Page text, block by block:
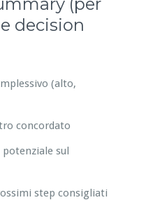
decision
(alto,
concordato
sul
step consigliati